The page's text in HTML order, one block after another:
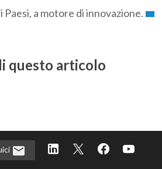
a motore di innovazione.
questo articolo